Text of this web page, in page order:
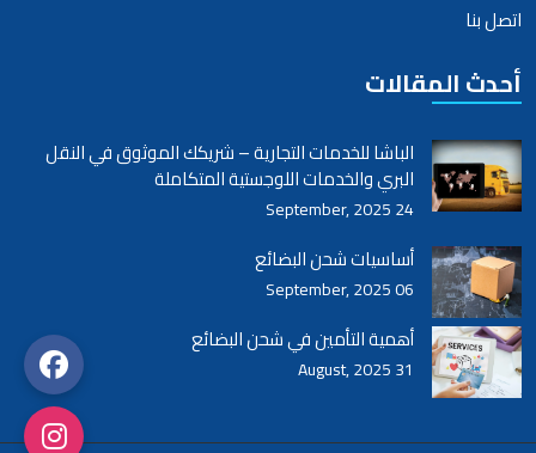
اتصل بنا
أحدث المقالات
الباشا للخدمات التجارية – شريكك الموثوق في النقل
البري والخدمات اللوجستية المتكاملة
24 September, 2025
أساسيات شحن البضائع
06 September, 2025
أهمية التأمين في شحن البضائع
31 August, 2025